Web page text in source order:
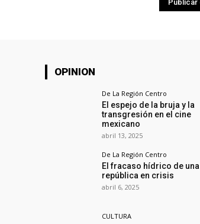
OPINION
De La Región Centro
El espejo de la bruja y la
transgresión en el cine
mexicano
abril 13, 2025
De La Región Centro
El fracaso hídrico de una
república en crisis
abril 6, 2025
CULTURA